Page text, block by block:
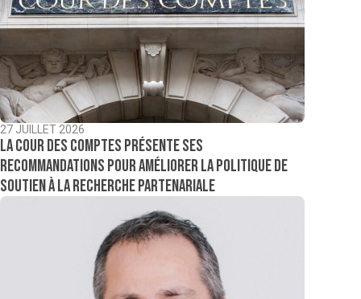
27 JUILLET 2026
La Cour des comptes présente ses
recommandations pour améliorer la politique de
soutien à la recherche partenariale